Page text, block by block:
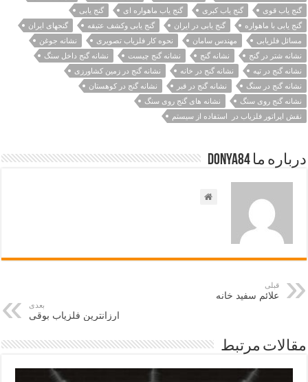
گنج یاب قوی
گنج یاب کبری گنج یاب ماهواره ای
گنج یابی
گنج یابی با ماهواره
گنج یابی در ایران گنج یابی وکشف عتیقه
گنجهای ایران
مسائل فلزیابی
مهندس سامان نحوه کار فلزیاب تصویری
نشانه جوغن
نشانه شتر در گنج
نشانه گنج نشانه گنج چیست
نشانه گنج داخل سنگ
نشانه گنج در تپه
نشانه گنج در خانه
نشانه گنج در زمین کشاورزی
نشانه گنج در سنگ
نشانه گنج در قبر
نشانه گنج در کوهستان
نشانه گنج روی سنگ
نشانه های گنج روی سنگ
نقش اپراتور فلزیاب در استفاده از سیستم
درباره ما Donya84
قبلی
علائم سفید خانه
بعدی
ارزانترین فلزیاب بوقی
مقالات مرتبط